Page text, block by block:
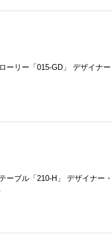
ーリー「015-GD」 デザイナ
ブル「210-H」 デザイナー